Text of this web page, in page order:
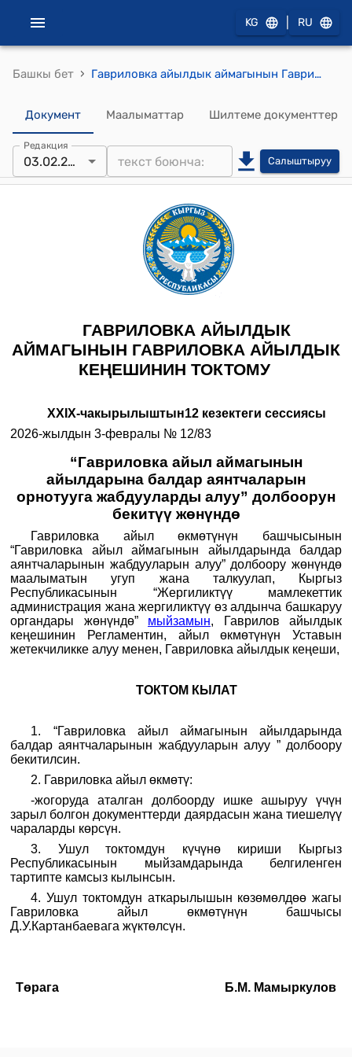
KG RU
Башкы бет › Гавриловка айылдык аймагынын Гавриловка айылдык кеңешинин 2026-жылдын 3-февралындагы № 12/83 "Гавриловка айыл аймагынын айылдарына балдар аянтчаларын орнотууга жабдууларды алуу” долбоорун бекитүү жөнүндө" токтому
Документ Маалыматтар Шилтеме документтер
Редакция
03.02.2026 Салыштыруу